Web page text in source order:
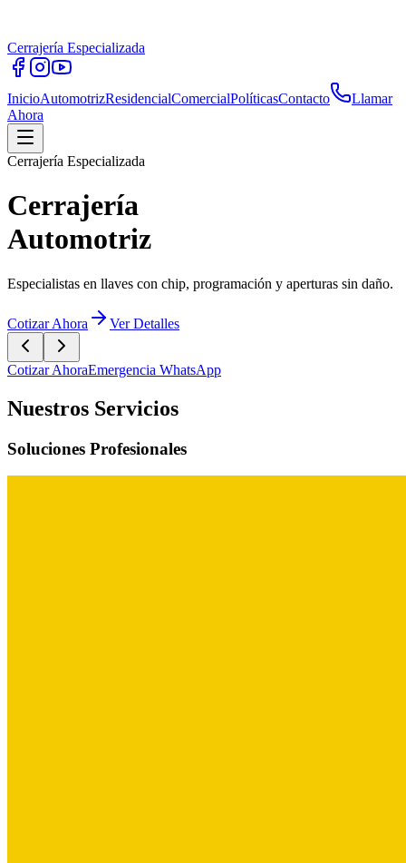
Cerrajería Especializada
InicioAutomotrizResidencialComercialPolíticasContacto
Llamar
Ahora
Cerrajería Especializada
Cerrajería
Automotriz
Especialistas en llaves con chip, programación y aperturas sin daño.
Cotizar Ahora Ver Detalles
Cotizar AhoraEmergencia WhatsApp
Nuestros Servicios
Soluciones Profesionales